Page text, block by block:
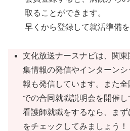
取ることができます。
早くから登録して就活準備
文化放送ナースナビは、関
集情報の発信やインターン
報も発信しています。また
での合同就職説明会を開催し
看護師就職をするなら、ま
をチェックしてみましょう！